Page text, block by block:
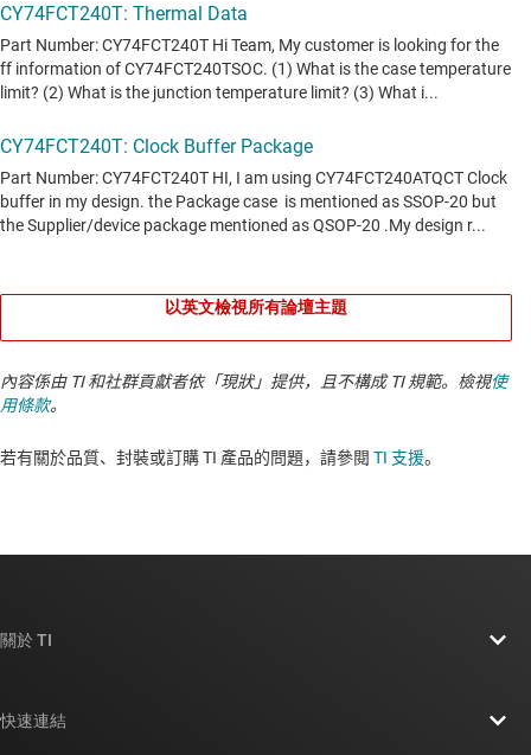
以英文檢視所有論壇主題
內容係由 TI 和社群貢獻者依「現狀」提供，且不構成 TI 規範。檢視使
用條款。
若有關於品質、封裝或訂購 TI 產品的問題，請參閱 TI 支援。​​​​​​​​​​​​​​
關於 TI
快速連結